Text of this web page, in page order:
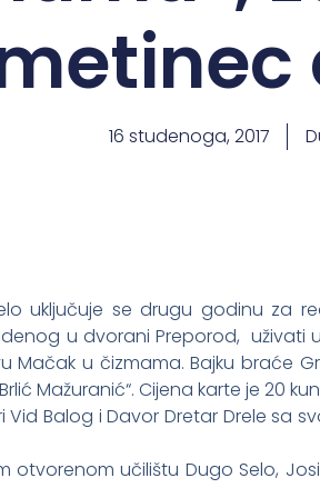
16 studenoga, 2017
uključuje se drugu godinu za
u dvorani Preporod, uživati
Mačak u čizmama. Bajku braće
Mažuranić“. Cijena karte je 20
Balog i Davor Dretar Drele sa
učilištu Dugo Selo,